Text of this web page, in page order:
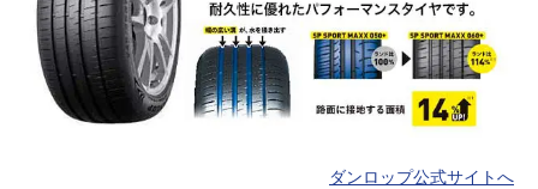
ダンロップ公式サイトへ